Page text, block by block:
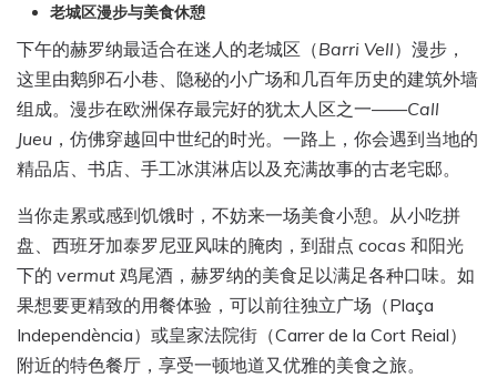
老城区漫步与美食休憩
下午的赫罗纳最适合在迷人的老城区（Barri Vell）漫步，
这里由鹅卵石小巷、隐秘的小广场和几百年历史的建筑外墙
组成。漫步在欧洲保存最完好的犹太人区之一——Call
Jueu ，仿佛穿越回中世纪的时光。一路上，你会遇到当地的
精品店、书店、手工冰淇淋店以及充满故事的古老宅邸。
当你走累或感到饥饿时，不妨来一场美食小憩。从小吃拼
盘、西班牙加泰罗尼亚风味的腌肉，到甜点 cocas 和阳光
下的 vermut 鸡尾酒，赫罗纳的美食足以满足各种口味。如
果想要更精致的用餐体验，可以前往独立广场（Plaça
Independència）或皇家法院街（Carrer de la Cort Reial）
附近的特色餐厅，享受一顿地道又优雅的美食之旅。